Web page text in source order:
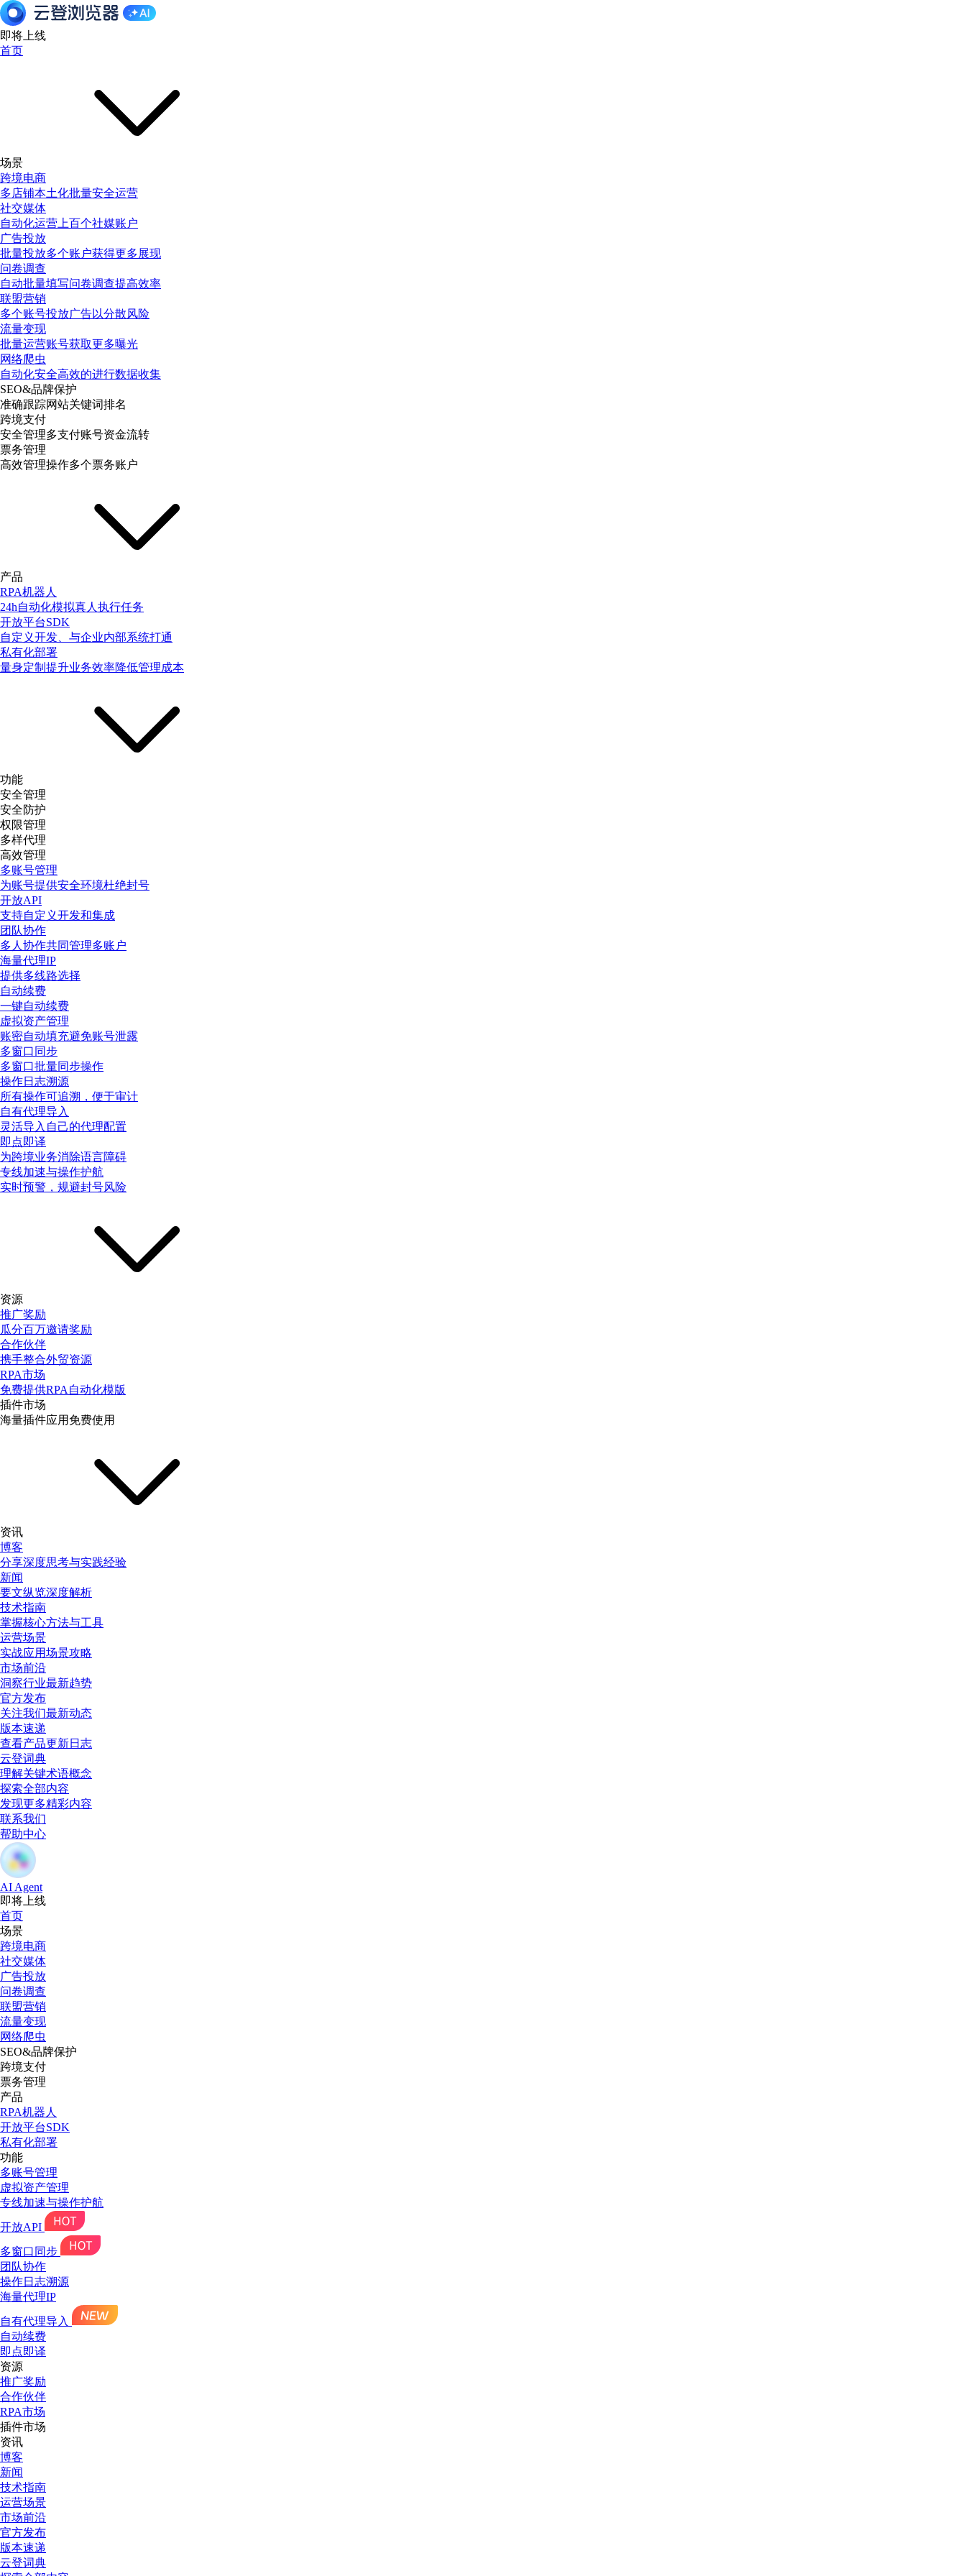
即将上线
首页
场景
跨境电商
多店铺本土化批量安全运营
社交媒体
自动化运营上百个社媒账户
广告投放
批量投放多个账户获得更多展现
问卷调查
自动批量填写问卷调查提高效率
联盟营销
多个账号投放广告以分散风险
流量变现
批量运营账号获取更多曝光
网络爬虫
自动化安全高效的进行数据收集
SEO&品牌保护
准确跟踪网站关键词排名
跨境支付
安全管理多支付账号资金流转
票务管理
高效管理操作多个票务账户
产品
RPA机器人
24h自动化模拟真人执行任务
开放平台SDK
自定义开发、与企业内部系统打通
私有化部署
量身定制提升业务效率降低管理成本
功能
安全管理
安全防护
权限管理
多样代理
高效管理
多账号管理
为账号提供安全环境杜绝封号
开放API
支持自定义开发和集成
团队协作
多人协作共同管理多账户
海量代理IP
提供多线路选择
自动续费
一键自动续费
虚拟资产管理
账密自动填充避免账号泄露
多窗口同步
多窗口批量同步操作
操作日志溯源
所有操作可追溯，便于审计
自有代理导入
灵活导入自己的代理配置
即点即译
为跨境业务消除语言障碍
专线加速与操作护航
实时预警，规避封号风险
资源
推广奖励
瓜分百万邀请奖励
合作伙伴
携手整合外贸资源
RPA市场
免费提供RPA自动化模版
插件市场
海量插件应用免费使用
资讯
博客
分享深度思考与实践经验
新闻
要文纵览深度解析
技术指南
掌握核心方法与工具
运营场景
实战应用场景攻略
市场前沿
洞察行业最新趋势
官方发布
关注我们最新动态
版本速递
查看产品更新日志
云登词典
理解关键术语概念
探索全部内容
发现更多精彩内容
联系我们
帮助中心
AI Agent
即将上线
首页
场景
跨境电商
社交媒体
广告投放
问卷调查
联盟营销
流量变现
网络爬虫
SEO&品牌保护
跨境支付
票务管理
产品
RPA机器人
开放平台SDK
私有化部署
功能
多账号管理
虚拟资产管理
专线加速与操作护航
开放API
多窗口同步
团队协作
操作日志溯源
海量代理IP
自有代理导入
自动续费
即点即译
资源
推广奖励
合作伙伴
RPA市场
插件市场
资讯
博客
新闻
技术指南
运营场景
市场前沿
官方发布
版本速递
云登词典